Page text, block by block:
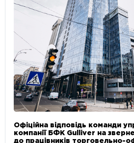
Офіційна відповідь команди
компанії БФК Gulliver на
до працівників торговельно-